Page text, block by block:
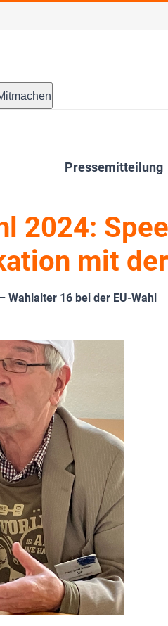
Pressemitteilung
2024:
mit
Wahlalter 16 bei der EU-Wahl